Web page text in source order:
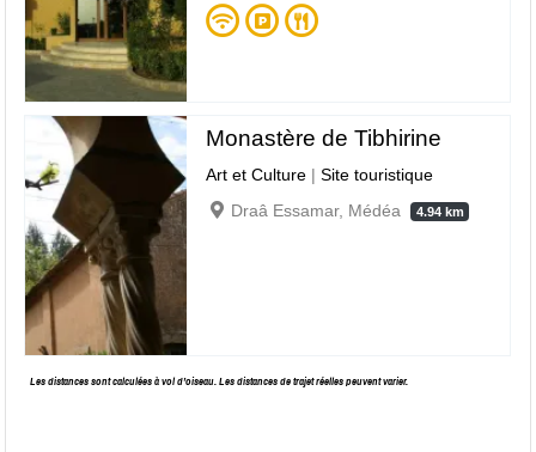
Monastère de Tibhirine
Art et Culture |Site touristique
Draâ Essamar, Médéa
4.94 km
Les distances sont calculées à vol d’oiseau. Les distances de trajet réelles peuvent varier.